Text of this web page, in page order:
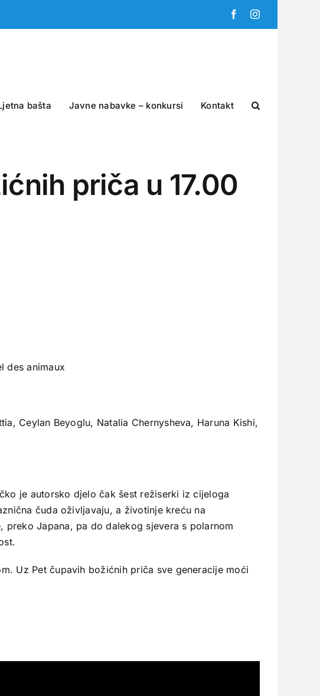
FacebookInstagram
bašta Javne nabavke – konkursi Kontakt
priča u 17.00
des animaux
Ceylan Beyoglu, Natalia Chernysheva, Haruna Kishi,
je autorsko djelo čak šest režiserki iz cijeloga
čuda oživljavaju, a životinje kreću na
preko Japana, pa do dalekog sjevera s polarnom
Uz Pet čupavih božićnih priča sve generacije moći